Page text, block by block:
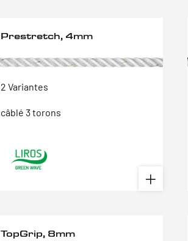
Prestretch, 4mm
2 Variantes
câblé 3 torons
TopGrip, 8mm